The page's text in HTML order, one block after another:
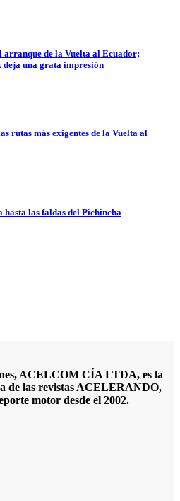
arranque de la Vuelta al Ecuador;
una grata impresión
rutas más exigentes de la Vuelta al
las faldas del Pichincha
ACELCOM CÍA LTDA, es la
de las revistas ACELERANDO,
motor desde el 2002.